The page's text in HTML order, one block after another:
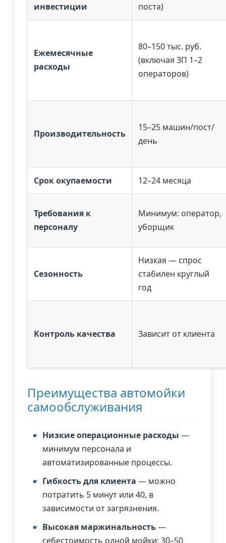
инвестиции
поста)
Ежемесячные
расходы
80–150 тыс. руб.
(включая ЗП 1–2
операторов)
Производительность
15–25 машин/пост/
день
Срок окупаемости 12–24 месяца
Требования к
персоналу
Минимум: оператор,
уборщик
Сезонность
Низкая — спрос
стабилен круглый
год
Контроль качества Зависит от клиента
Преимущества автомойки
самообслуживания
Низкие операционные расходы —
минимум персонала и
автоматизированные процессы.
Гибкость для клиента — можно
потратить 5 минут или 40, в
зависимости от загрязнения.
Высокая маржинальность—
себестоимость одной мойки: 30–50